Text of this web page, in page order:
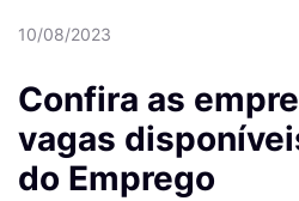
10/08/2023
Confira as
vagas
do Emprego